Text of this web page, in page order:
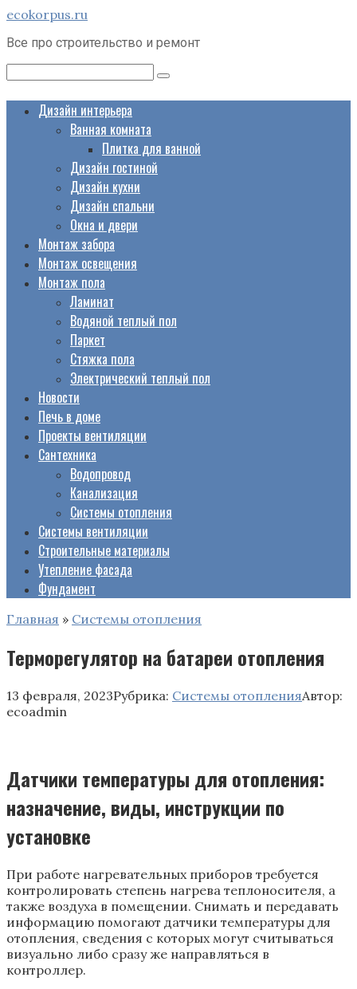
Перейти
контенту
ecokorpus.ru
Все про строительство и ремонт
Дизайн интерьера
Ванная комната
Плитка для ванной
Дизайн гостиной
Дизайн кухни
Дизайн спальни
Окна и двери
Монтаж забора
Монтаж освещения
Монтаж пола
Ламинат
Водяной теплый пол
Паркет
Стяжка пола
Электрический теплый пол
Новости
Печь в доме
Проекты вентиляции
Сантехника
Водопровод
Канализация
Системы отопления
Системы вентиляции
Строительные материалы
Утепление фасада
Фундамент
Главная » Системы отопления
Терморегулятор на батареи отопления
13 февраля, 2023Рубрика: Системы отопленияАвтор:
ecoadmin
Датчики температуры для отопления:
назначение, виды, инструкции по
установке
При работе нагревательных приборов требуется
контролировать степень нагрева теплоносителя, а
также воздуха в помещении. Снимать и передавать
информацию помогают датчики температуры для
отопления, сведения с которых могут считываться
визуально либо сразу же направляться в
контроллер.